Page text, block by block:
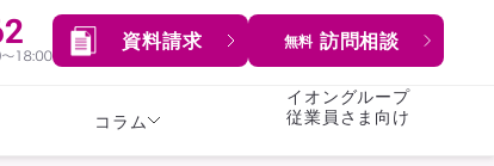
資料請求 無料 訪問相談
コラム
イオングループ
従業員さま向け